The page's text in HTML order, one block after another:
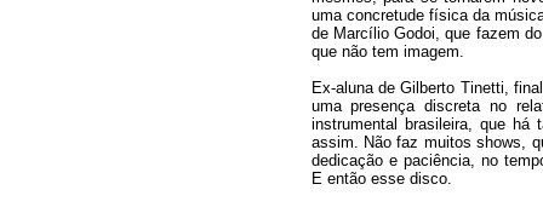
uma concretude física da
de Marcílio Godoi, que fazem
que não tem imagem.
Ex-aluna de Gilberto Tinetti,
uma presença discreta no
instrumental brasileira, que há
assim. Não faz muitos shows,
dedicação e paciência, no
E então esse disco.